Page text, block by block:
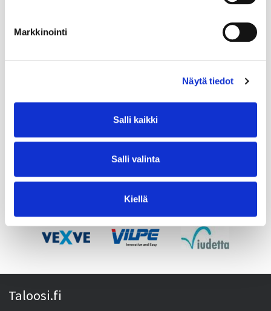
Markkinointi
Näytä tiedot
Salli kaikki
Salli valinta
Kiellä
Taloosi.fi